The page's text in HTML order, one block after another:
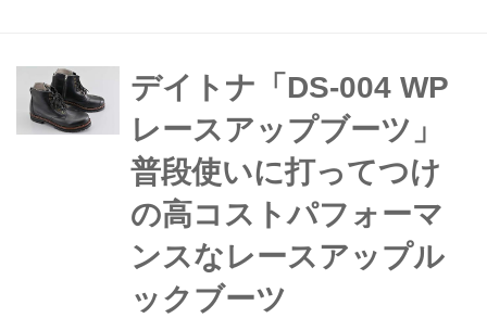
なスマホホルダー界隈に新たに登場し
たのが北米のGRエクスプロア。脱着
が容易でかつ固定はしっかり。しかも
スマホを守るための振動吸収...
デイトナ「DS-004 WP
レースアップブーツ」
普段使いに打ってつけ
の高コストパフォーマ
ンスなレースアップル
ックブーツ